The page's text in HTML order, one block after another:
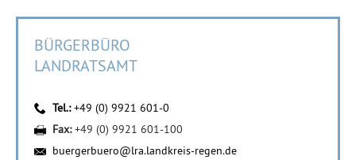
BÜRGERBÜRO
LANDRATSAMT
Tel.:+49 (0) 9921 601-0
Fax:+49 (0) 9921 601-100
buergerbuero@lra.landkreis-regen.de